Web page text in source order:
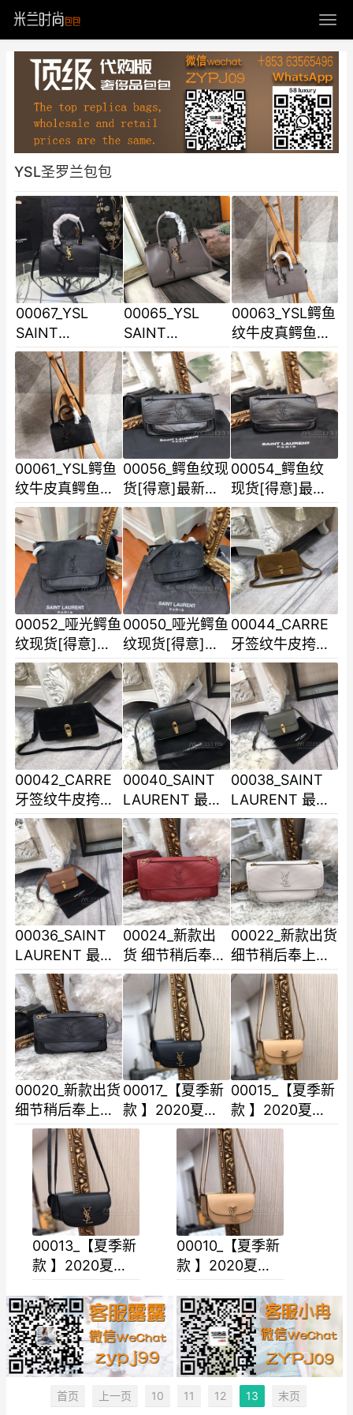
YSL圣罗兰包包
00067_YSL
SAINT
LAURENT
SMALL CABAS
Y BAG 从图片就
能感受到原厂南
非皮的质
00065_YSL
SAINT
LAURENT
SMALL CABAS
Y BAG 从图片就
能感受到原厂南
非皮的质
00063_YSL鳄鱼
纹牛皮真鳄鱼纹
路不可多得的大
包型实用简约时
尚搭配完美真K
金电
00061_YSL鳄鱼
纹牛皮真鳄鱼纹
路不可多得的大
包型实用简约时
尚搭配完美真K
金电
00056_鳄鱼纹现
货[得意]最新同
步款超大容量牛
皮压鳄鱼纹五金
更是特别工序非
常
00054_鳄鱼纹
现货[得意]最新
同步款超大容量
牛皮压鳄鱼纹五
金更是特别工序
非常
00052_哑光鳄鱼
纹现货[得意]最
新同步款超大容
量牛皮压鳄鱼纹
五金更是特别工
序
00050_哑光鳄鱼
纹现货[得意]最
新同步款超大容
量牛皮压鳄鱼纹
五金更是特别工
序
00044_CARRE
牙签纹牛皮挎包
包包设计简约 内
里配磨砂皮搭配
方形夹扣复古又
精致
00042_CARRE
牙签纹牛皮挎包
包包设计简约 内
里配磨砂皮搭配
方形夹扣复古又
精致
00040_SAINT
LAURENT 最新
款 “Carre” 单肩
包样式方正且隽
永实搭能伴你长
久值得
00038_SAINT
LAURENT 最新
款 “Carre” 单肩
包样式方正且隽
永实搭能伴你长
久值得
00036_SAINT
LAURENT 最新
款 “Carre” 单肩
包样式方正且隽
永实搭能伴你长
久值得
00024_新款出
货 细节稍后奉上
中号新款平纹羊
皮 Nlkl的火爆已
铺满各大时尚平
台链
00022_新款出货
细节稍后奉上中
号新款平纹羊皮
Nlkl的火爆已铺
满各大时尚平台
链
00020_新款出货
细节稍后奉上中
号新款平纹羊皮
Nlkl的火爆已铺
满各大时尚平台
00017_【夏季新
款 】2020夏季
推出全新马鞍型
包圆润小巧的外
观简洁又采用极
00015_【夏季新
款 】2020夏季
推出全新马鞍型
包圆润小巧的外
观简洁又采用极
简风
00013_【夏季新
款 】2020夏季
包圆润小巧的外
观简洁又采用极
简风
00010_【夏季新
款 】2020夏季
包圆润小巧的外
观简洁又采用极
简风
首页 上一页 10 11 12 13 末页